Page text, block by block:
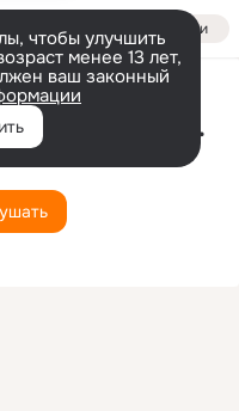
Войти
чтобы улучшить
менее 13 лет,
ваш законный
Лето (уч.Жаман).(AGRMusic)